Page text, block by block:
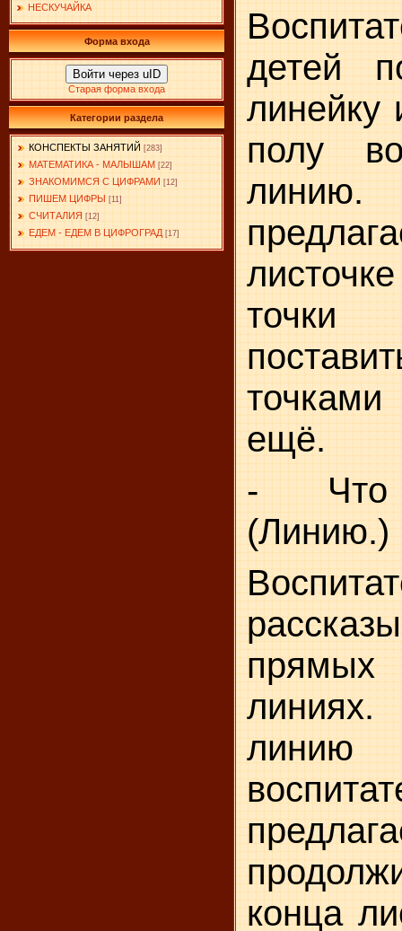
НЕСКУЧАЙКА
Форма входа
Войти через uID
Старая форма входа
Категории раздела
КОНСПЕКТЫ ЗАНЯТИЙ [283]
МАТЕМАТИКА - МАЛЫШАМ [22]
ЗНАКОМИМСЯ С ЦИФРАМИ [12]
ПИШЕМ ЦИФРЫ [11]
СЧИТАЛИЯ [12]
ЕДЕМ - ЕДЕМ В ЦИФРОГРАД [17]
детей
линейку
полу
ещё.
- Что
(Линию.)
линиях.
линию
конца